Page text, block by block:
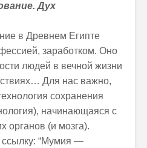
Дух
в Древнем Египте
заработком. Оно
людей в вечной жизни
Для нас важно,
сохранения
начинающаяся с
органов (и мозга).
“Мумия —